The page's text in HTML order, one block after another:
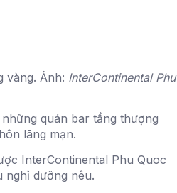
vàng. Ảnh: InterContinental Phu
quán bar tầng thượng
lãng mạn.
InterContinental Phu Quoc
nghỉ dưỡng nêu.